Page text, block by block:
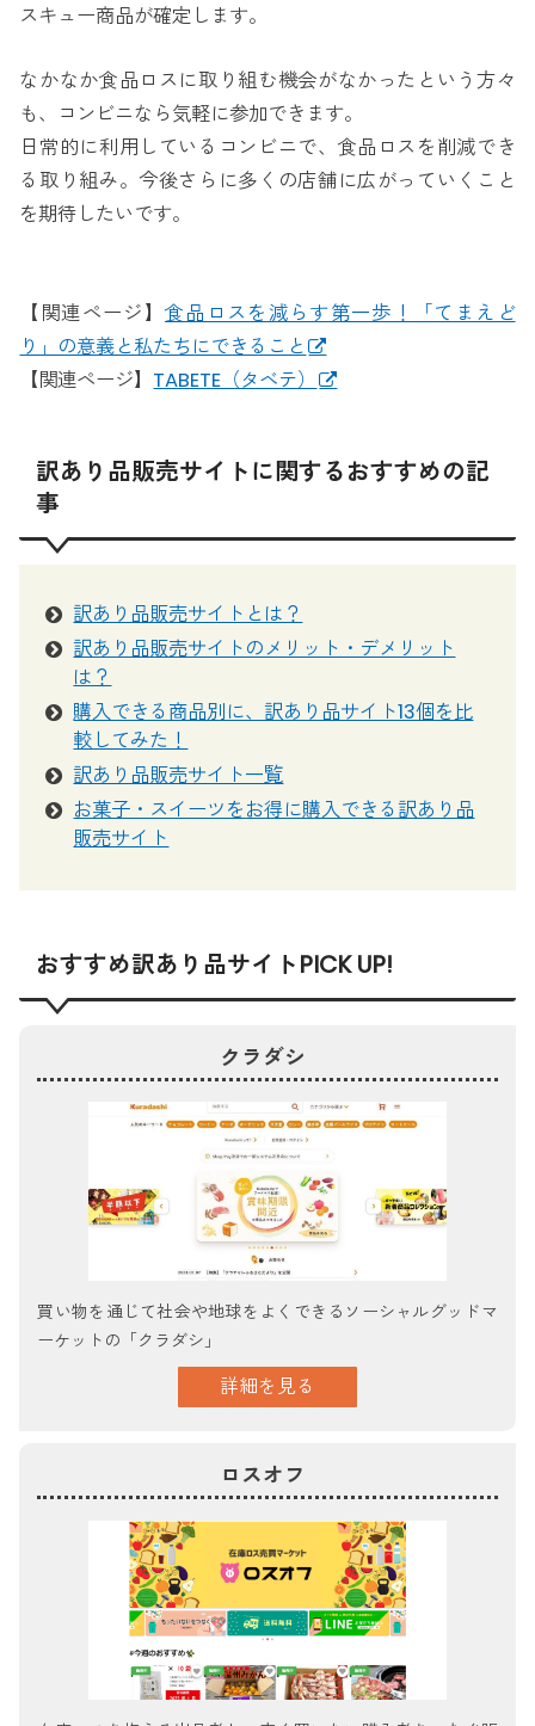
スキュー商品が確定します。
なかなか食品ロスに取り組む機会がなかったという方々
も、コンビニなら気軽に参加できます。
日常的に利用しているコンビニで、食品ロスを削減でき
る取り組み。今後さらに多くの店舗に広がっていくこと
を期待したいです。
【関連ページ】食品ロスを減らす第一歩！「てまえど
り」の意義と私たちにできること
【関連ページ】 TABETE（タベテ）
訳あり品販売サイトに関するおすすめの記
事
訳あり品販売サイトとは？
訳あり品販売サイトのメリット・デメリット
は？
購入できる商品別に、訳あり品サイト13個を比
較してみた！
訳あり品販売サイト一覧
お菓子・スイーツをお得に購入できる訳あり品
販売サイト
おすすめ訳あり品サイトPICK UP!
クラダシ
買い物を通じて社会や地球をよくできるソーシャルグッドマ
ーケットの「クラダシ」
詳細を見る
ロスオフ